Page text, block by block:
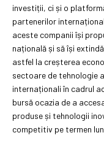
investiții, ci și o
partenerilor
aceste companii își
națională și să își
astfel la creșterea
sectoare de tehnologie
internaționali în cadrul
bursă ocazia de a
produse și tehnologii
competitiv pe termen